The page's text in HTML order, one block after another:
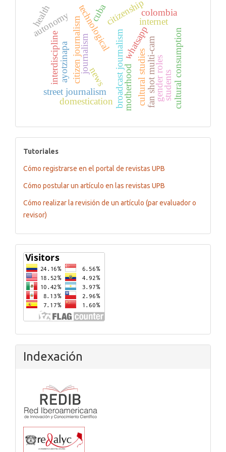
broadcast journalism
news
whatsapp
citizen journalism
street journalism fan shot multi-cam
interdiscipline
internet
technological
domestication cultural consumption
citizenship
cuba
cultural studies
autonomy
health
motherhood
journalism
gender rolesstudents
colombia
ayotzinapa
tutoriales
Tutoriales
Cómo registrarse en el portal de revistas UPB
Cómo postular un artículo en las revistas UPB
Cómo realizar la revisión de un artículo (par evaluador o
revisor)
Flagcounter
Indexación